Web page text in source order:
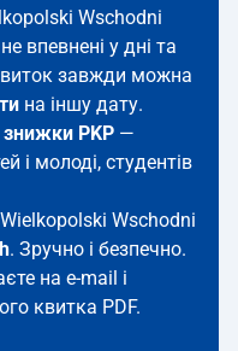
Wschodni
впевнені у дні та
завжди можна
на іншу дату.
знижки PKP —
і молоді, студентів
Wschodni
. Зручно і безпечно.
на e-mail і
квитка PDF.